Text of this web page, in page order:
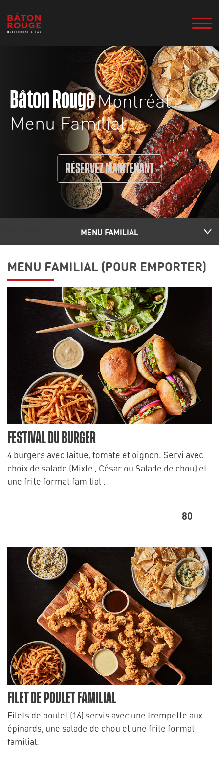
Bâton RougeMontréal
Menu Familial
RÉSERVEZ MAINTENANT
MENU FAMILIAL
MENU FAMILIAL (POUR EMPORTER)
FESTIVAL DU BURGER
4 burgers avec laitue, tomate et oignon. Servi avec
choix de salade (Mixte , César ou Salade de chou) et
une frite format familial .
80
FILET DE POULET FAMILIAL
Filets de poulet (16) servis avec une trempette aux
épinards, une salade de chou et une frite format
familial.